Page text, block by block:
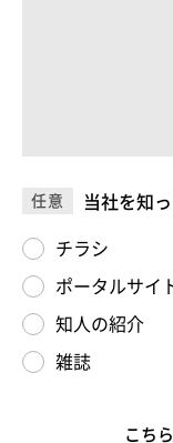
当社を知
任意
チラシ
ポータルサイ
知人の紹介
雑誌
こち